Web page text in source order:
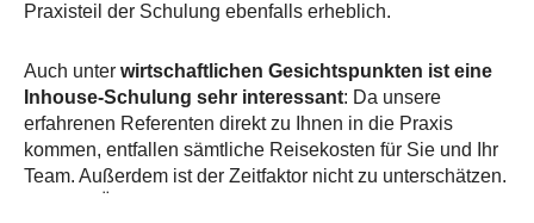
Praxisteil der Schulung ebenfalls erheblich.
Auch unter wirtschaftlichen Gesichtspunkten ist eine
Inhouse-Schulung sehr interessant: Da unsere
erfahrenen Referenten direkt zu Ihnen in die Praxis
kommen, entfallen sämtliche Reisekosten für Sie und Ihr
Team. Außerdem ist der Zeitfaktor nicht zu unterschätzen.